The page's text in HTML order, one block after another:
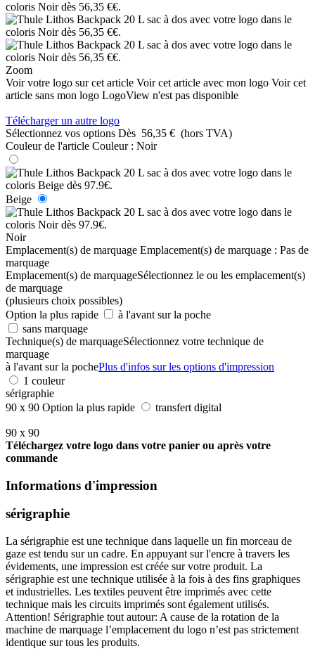
Zoom
Voir votre logo sur cet article Voir cet article avec mon logo Voir cet
article sans mon logo LogoView n'est pas disponible
Télécharger un autre logo
Sélectionnez vos options Dès 56,35 € (hors TVA)
Couleur de l'article Couleur : Noir
Beige
Noir
Emplacement(s) de marquage Emplacement(s) de marquage : Pas de
marquage
Emplacement(s) de marquageSélectionnez le ou les emplacement(s)
de marquage
(plusieurs choix possibles)
Option la plus rapide
à l'avant sur la poche
sans marquage
Technique(s) de marquageSélectionnez votre technique de
marquage
à l'avant sur la pochePlus d'infos sur les options d'impression
1 couleur
sérigraphie
90 x 90 Option la plus rapide transfert digital
90 x 90
Téléchargez votre logo dans votre panier ou après votre
commande
Informations d'impression
sérigraphie
La sérigraphie est une technique dans laquelle un fin morceau de
gaze est tendu sur un cadre. En appuyant sur l'encre à travers les
évidements, une impression est créée sur votre produit. La
sérigraphie est une technique utilisée à la fois à des fins graphiques
et industrielles. Les textiles peuvent être imprimés avec cette
technique mais les circuits imprimés sont également utilisés.
Attention! Sérigraphie tout autour: A cause de la rotation de la
machine de marquage l’emplacement du logo n’est pas strictement
identique sur tous les produits.